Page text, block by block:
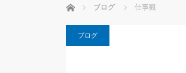
ホーム ブログ 仕事観
ブログ